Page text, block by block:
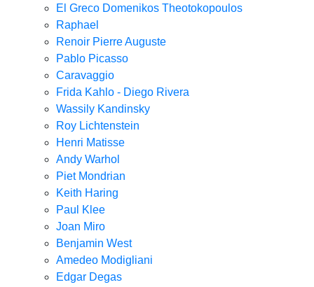
El Greco Domenikos Theotokopoulos
Raphael
Renoir Pierre Auguste
Pablo Picasso
Caravaggio
Frida Kahlo - Diego Rivera
Wassily Kandinsky
Roy Lichtenstein
Henri Matisse
Andy Warhol
Piet Mondrian
Keith Haring
Paul Klee
Joan Miro
Benjamin West
Amedeo Modigliani
Edgar Degas